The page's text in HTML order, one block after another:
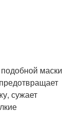
маски
сужает